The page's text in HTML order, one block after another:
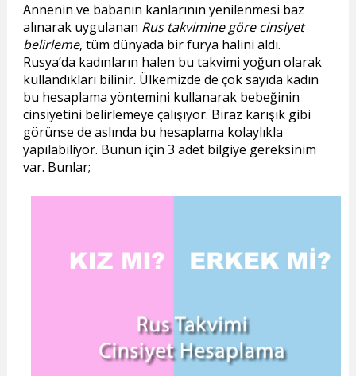
Annenin ve babanın kanlarının yenilenmesi baz
alınarak uygulanan Rus takvimine göre cinsiyet
belirleme, tüm dünyada bir furya halini aldı.
Rusya’da kadınların halen bu takvimi yoğun olarak
kullandıkları bilinir. Ülkemizde de çok sayıda kadın
bu hesaplama yöntemini kullanarak bebeğinin
cinsiyetini belirlemeye çalışıyor. Biraz karışık gibi
görünse de aslında bu hesaplama kolaylıkla
yapılabiliyor. Bunun için 3 adet bilgiye gereksinim
var. Bunlar;